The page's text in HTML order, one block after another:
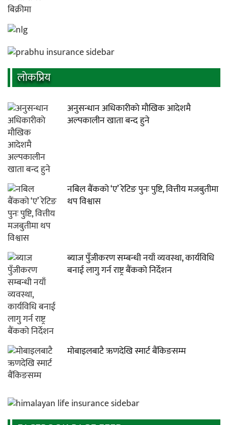
लाेकप्रिय
अनुसन्धान अधिकारीकाे माैखिक आदेशमै
अल्पकालीन खाता बन्द हुने
नबिल बैंकको ‘ए’ रेटिङ पुनः पुष्टि, वित्तीय मजबुतीमा
थप विश्वास
ब्याज पुँजीकरण सम्बन्धी नयाँ व्यवस्था, कार्यविधि
बनाई लागु गर्न राष्ट्र बैंकको निर्देशन
मोबाइलबाटै ऋणदेखि स्मार्ट बैंकिङसम्म